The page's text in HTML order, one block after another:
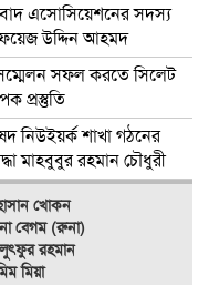
এসোসিয়েশনের সদস্য
ফয়েজ উদ্দিন আহমদ
সফল করতে সিলেট
প্রস্তুতি
নিউইয়র্ক শাখা গঠনের
মাহবুবুর রহমান চৌধুরী
খোকন
বেগম (রুনা)
রহমান
মিয়া